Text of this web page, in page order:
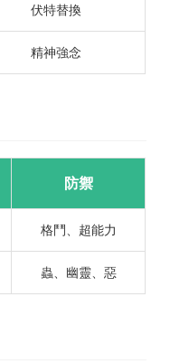
伏特替換
精神強念
防禦
格鬥、超能力
蟲、幽靈、惡